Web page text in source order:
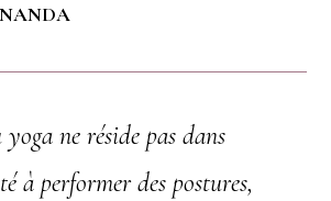
yoga ne réside pas dans
à performer des postures,